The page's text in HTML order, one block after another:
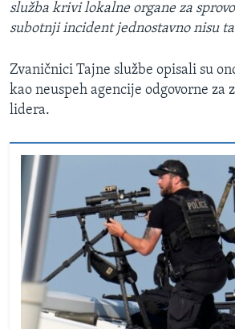
služba krivi lokalne organe za
subotnji incident jednostavno nisu
Zvaničnici Tajne službe opisali su
kao neuspeh agencije odgovorne za
lidera.